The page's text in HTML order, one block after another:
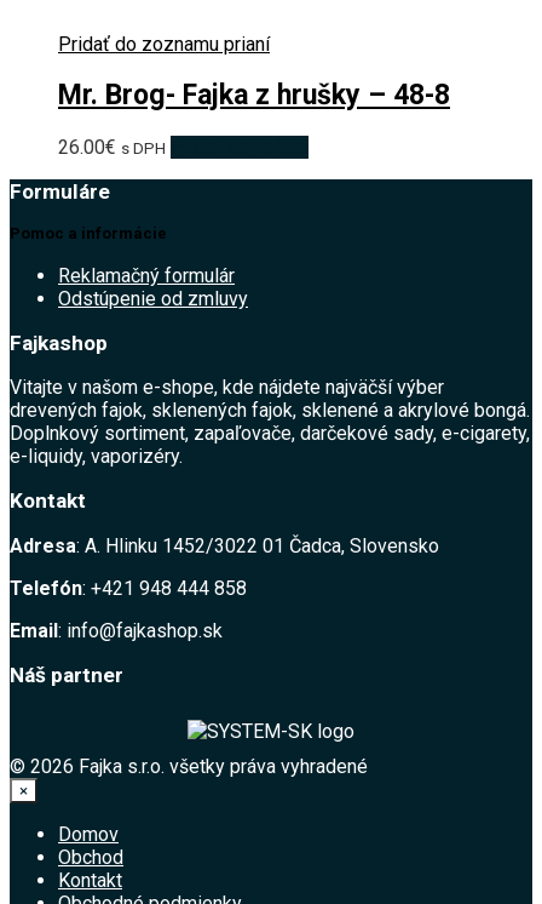
Pridať do zoznamu prianí
Mr. Brog- Fajka z hrušky – 48-8
26.00€ s DPH
Formuláre
Pomoc a informácie
Reklamačný formulár
Odstúpenie od zmluvy
Fajkashop
Vitajte v našom e-shope, kde nájdete najväčší výber
drevených fajok, sklenených fajok, sklenené a akrylové bongá.
Doplnkový sortiment, zapaľovače, darčekové sady, e-cigarety,
e-liquidy, vaporizéry.
Kontakt
Adresa: A. Hlinku 1452/3022 01 Čadca, Slovensko
Telefón: +421 948 444 858
Email: info@fajkashop.sk
Náš partner
© 2026 Fajka s.r.o. všetky práva vyhradené
×
Domov
Obchod
Kontakt